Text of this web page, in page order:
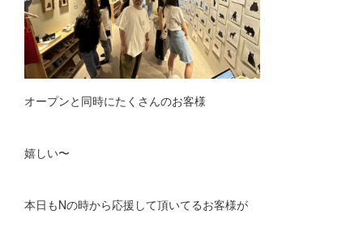
オープンと同時にたくさんのお客様
嬉しい〜
本日もNの時から応援して頂いてるお客様が